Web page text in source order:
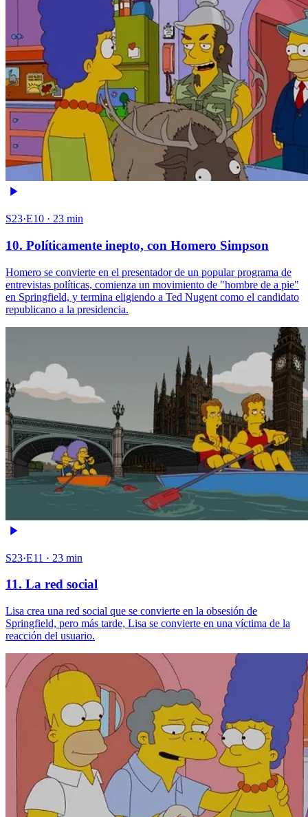
S23·E10 · 23 min
10. Políticamente inepto, con Homero Simpson
Homero se convierte en el presentador de un popular programa de
entrevistas políticas, comienza un movimiento de "hombre de a pie"
en Springfield, y termina eligiendo a Ted Nugent como el candidato
republicano a la presidencia.
S23·E11 · 23 min
11. La red social
Lisa crea una red social que se convierte en la obsesión de
Springfield, pero más tarde, Lisa se convierte en una víctima de la
reacción del usuario.